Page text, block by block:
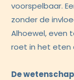
voorspelbaar.
zonder de
Alhoewel, even
roet in het eten
De